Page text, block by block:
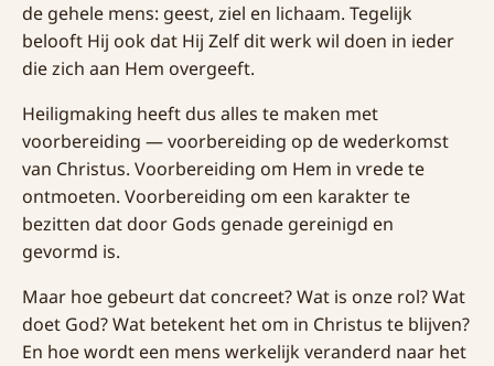
de gehele mens: geest, ziel en lichaam. Tegelijk
belooft Hij ook dat Hij Zelf dit werk wil doen in ieder
die zich aan Hem overgeeft.
Heiligmaking heeft dus alles te maken met
voorbereiding — voorbereiding op de wederkomst
van Christus. Voorbereiding om Hem in vrede te
ontmoeten. Voorbereiding om een karakter te
bezitten dat door Gods genade gereinigd en
gevormd is.
Maar hoe gebeurt dat concreet? Wat is onze rol? Wat
doet God? Wat betekent het om in Christus te blijven?
En hoe wordt een mens werkelijk veranderd naar het